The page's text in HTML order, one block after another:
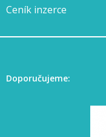
Ceník inzerce
Doporučujeme: